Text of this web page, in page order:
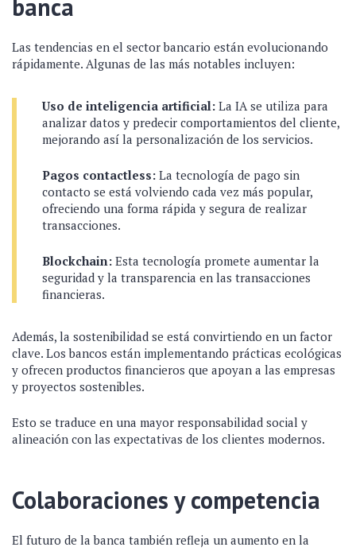
banca
Las tendencias en el sector bancario están evolucionando
rápidamente. Algunas de las más notables incluyen:
Uso de inteligencia artificial: La IA se utiliza para
analizar datos y predecir comportamientos del cliente,
mejorando así la personalización de los servicios.
Pagos contactless: La tecnología de pago sin
contacto se está volviendo cada vez más popular,
ofreciendo una forma rápida y segura de realizar
transacciones.
Blockchain: Esta tecnología promete aumentar la
seguridad y la transparencia en las transacciones
financieras.
Además, la sostenibilidad se está convirtiendo en un factor
clave. Los bancos están implementando prácticas ecológicas
y ofrecen productos financieros que apoyan a las empresas
y proyectos sostenibles.
Esto se traduce en una mayor responsabilidad social y
alineación con las expectativas de los clientes modernos.
Colaboraciones y competencia
El futuro de la banca también refleja un aumento en la